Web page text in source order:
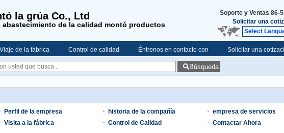
la grúa Co., Ltd
abastecimiento de la calidad montó productos
Soporte y Ventas 86-
Solicitar una
Select
Viaje de la fábrica Control de calidad Éntrenos en contacto con Solicitar una
Búsqueda
Perfil de la empresa historia de la compañía
empresa de servicios
Visita a la fábrica
Control de Calidad Contactar Ahora